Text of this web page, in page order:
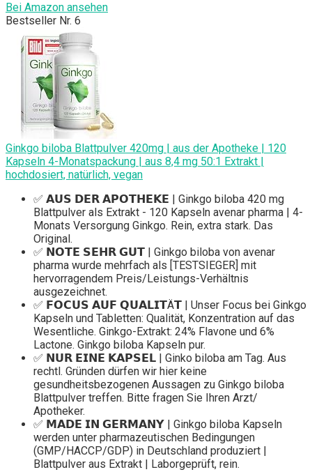
Bei Amazon ansehen
Bestseller Nr. 6
Ginkgo biloba Blattpulver 420mg | aus der Apotheke | 120
Kapseln 4-Monatspackung | aus 8,4 mg 50:1 Extrakt |
hochdosiert, natürlich, vegan
✅ 𝗔𝗨𝗦 𝗗𝗘𝗥 𝗔𝗣𝗢𝗧𝗛𝗘𝗞𝗘 | Ginkgo biloba 420 mg
Blattpulver als Extrakt - 120 Kapseln avenar pharma | 4-
Monats Versorgung Ginkgo. Rein, extra stark. Das
Original.
✅ 𝗡𝗢𝗧𝗘 𝗦𝗘𝗛𝗥 𝗚𝗨𝗧 | Ginkgo biloba von avenar
pharma wurde mehrfach als [TESTSIEGER] mit
hervorragendem Preis/Leistungs-Verhältnis
ausgezeichnet.
✅ 𝗙𝗢𝗖𝗨𝗦 𝗔𝗨𝗙 𝗤𝗨𝗔𝗟𝗜𝗧Ä𝗧 | Unser Focus bei Ginkgo
Kapseln und Tabletten: Qualität, Konzentration auf das
Wesentliche. Ginkgo-Extrakt: 24% Flavone und 6%
Lactone. Ginkgo biloba Kapseln pur.
✅ 𝗡𝗨𝗥 𝗘𝗜𝗡𝗘 𝗞𝗔𝗣𝗦𝗘𝗟 | Ginko biloba am Tag. Aus
rechtl. Gründen dürfen wir hier keine
gesundheitsbezogenen Aussagen zu Ginkgo biloba
Blattpulver treffen. Bitte fragen Sie Ihren Arzt/
Apotheker.
✅ 𝗠𝗔𝗗𝗘 𝗜𝗡 𝗚𝗘𝗥𝗠𝗔𝗡𝗬 | Ginkgo biloba Kapseln
werden unter pharmazeutischen Bedingungen
(GMP/HACCP/GDP) in Deutschland produziert |
Blattpulver aus Extrakt | Laborgeprüft, rein.